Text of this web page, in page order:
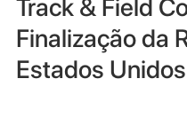
Track & Field
Finalização da
Estados Unidos